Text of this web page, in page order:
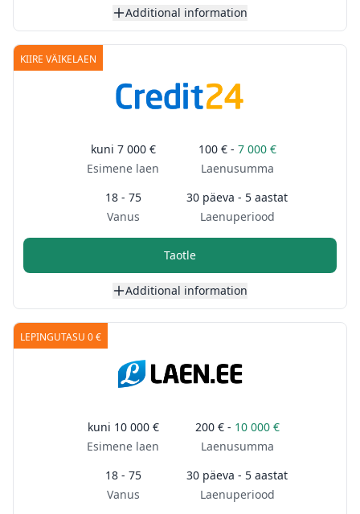
Additional information
KIIRE VÄIKELAEN
kuni 7 000 €
Esimene laen
100 € - 7 000 €
Laenusumma
18 - 75
Vanus
30 päeva - 5 aastat
Laenuperiood
Taotle
Additional information
LEPINGUTASU 0 €
kuni 10 000 €
Esimene laen
200 € - 10 000 €
Laenusumma
18 - 75
Vanus
30 päeva - 5 aastat
Laenuperiood